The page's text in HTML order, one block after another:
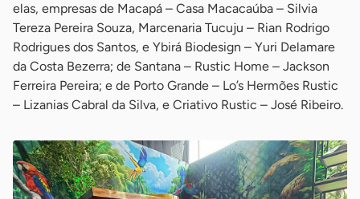
elas, empresas de Macapá – Casa Macacaúba – Silvia
Tereza Pereira Souza, Marcenaria Tucuju – Rian Rodrigo
Rodrigues dos Santos, e Ybirá Biodesign – Yuri Delamare
da Costa Bezerra; de Santana – Rustic Home – Jackson
Ferreira Pereira; e de Porto Grande – Lo’s Hermões Rustic
– Lizanias Cabral da Silva, e Criativo Rustic – José Ribeiro.